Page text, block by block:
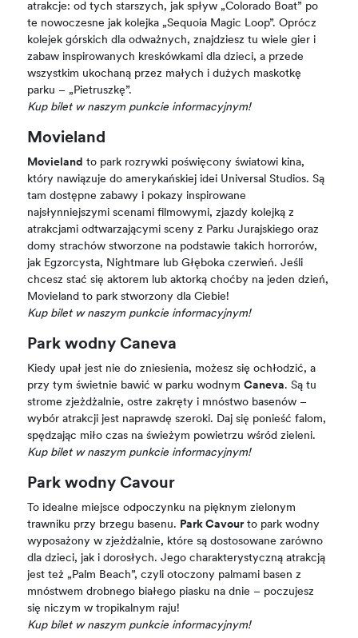
atrakcje: od tych starszych, jak spływ „Colorado Boat” po
te nowoczesne jak kolejka „Sequoia Magic Loop”. Oprócz
kolejek górskich dla odważnych, znajdziesz tu wiele gier i
zabaw inspirowanych kreskówkami dla dzieci, a przede
wszystkim ukochaną przez małych i dużych maskotkę
parku – „Pietruszkę”.
Kup bilet w naszym punkcie informacyjnym!
Movieland
Movieland to park rozrywki poświęcony światowi kina,
który nawiązuje do amerykańskiej idei Universal Studios. Są
tam dostępne zabawy i pokazy inspirowane
najsłynniejszymi scenami filmowymi, zjazdy kolejką z
atrakcjami odtwarzającymi sceny z Parku Jurajskiego oraz
domy strachów stworzone na podstawie takich horrorów,
jak Egzorcysta, Nightmare lub Głęboka czerwień. Jeśli
chcesz stać się aktorem lub aktorką choćby na jeden dzień,
Movieland to park stworzony dla Ciebie!
Kup bilet w naszym punkcie informacyjnym!
Park wodny Caneva
Kiedy upał jest nie do zniesienia, możesz się ochłodzić, a
przy tym świetnie bawić w parku wodnymCaneva. Są tu
strome zjeżdżalnie, ostre zakręty i mnóstwo basenów –
wybór atrakcji jest naprawdę szeroki. Daj się ponieść falom,
spędzając miło czas na świeżym powietrzu wśród zieleni.
Kup bilet w naszym punkcie informacyjnym!
Park wodny Cavour
To idealne miejsce odpoczynku na pięknym zielonym
trawniku przy brzegu basenu. Park Cavourto park wodny
wyposażony w zjeżdżalnie, które są dostosowane zarówno
dla dzieci, jak i dorosłych. Jego charakterystyczną atrakcją
jest też „Palm Beach”, czyli otoczony palmami basen z
mnóstwem drobnego białego piasku na dnie – poczujesz
się niczym w tropikalnym raju!
Kup bilet w naszym punkcie informacyjnym!